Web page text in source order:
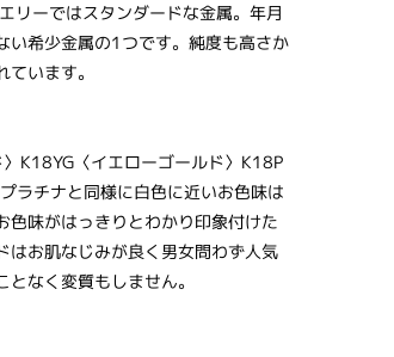
リーではスタンダードな金属。年月
い希少金属の1つです。純度も高さか
います。
K18YG〈イエローゴールド〉K18P
ラチナと同様に白色に近いお色味は
色味がはっきりとわかり印象付けた
はお肌なじみが良く男女問わず人気
なく変質もしません。